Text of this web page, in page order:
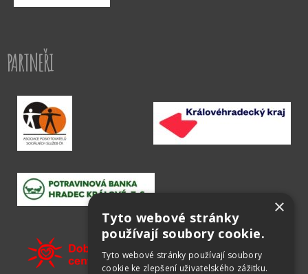
PARTNEŘI
×
Tyto webové stránky
používají soubory cookie.
Tyto webové stránky používají soubory
cookie ke zlepšení uživatelského zážitku.